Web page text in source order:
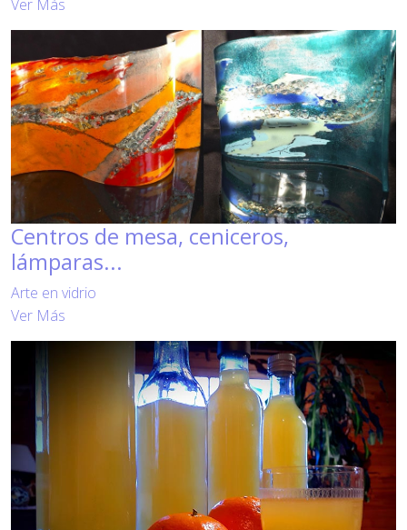
Ver Más
Centros de mesa, ceniceros,
lámparas...
Arte en vidrio
Ver Más